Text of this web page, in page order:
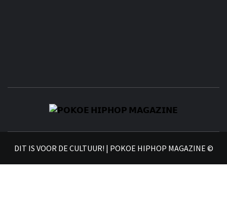
DIT IS VOOR DE CULTUUR! | POKOE HIPHOP MAGAZINE ©